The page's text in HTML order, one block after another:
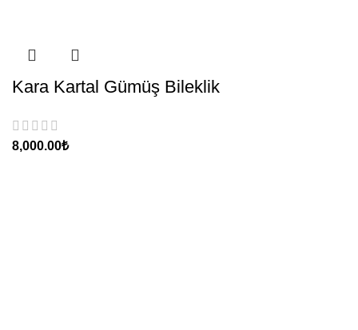
Kara Kartal Gümüş Bileklik
₺